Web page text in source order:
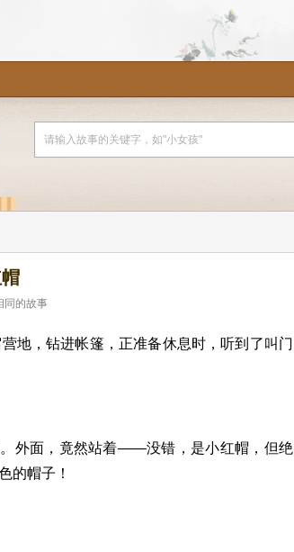
同的故事
地，钻进帐篷，正准备休息时，听到了叫门
。外面，竟然站着——没错，是小红帽，但绝
的帽子！